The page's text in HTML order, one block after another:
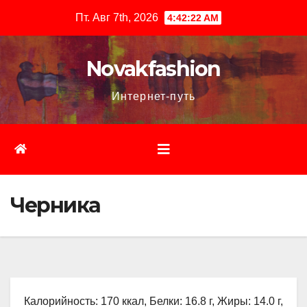
содержимому
Пт. Авг 7th, 2026 4:42:23 AM
Novakfashion
Интернет-путь
Черника
Калорийность: 170 ккал, Белки: 16.8 г, Жиры: 14.0 г,